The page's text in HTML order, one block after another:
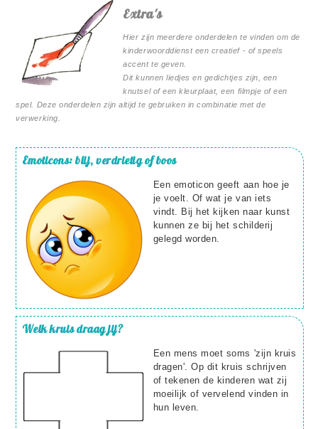
Extra's
Hier zijn meerdere onderdelen te vinden om de
kinderwoorddienst een creatief - of speels
accent te geven.
Dit kunnen liedjes en gedichtjes zijn, een
knutsel of een kleurplaat, een filmpje of een
spel. Deze onderdelen zijn altijd te gebruiken in combinatie met de
verwerking.
Emoticons: blij, verdrietig of boos
Een emoticon geeft aan hoe je
je voelt. Of wat je van iets
vindt. Bij het kijken naar kunst
kunnen ze bij het schilderij
gelegd worden.
Welk kruis draag jij?
Een mens moet soms 'zijn kruis
dragen'. Op dit kruis schrijven
of tekenen de kinderen wat zij
moeilijk of vervelend vinden in
hun leven.